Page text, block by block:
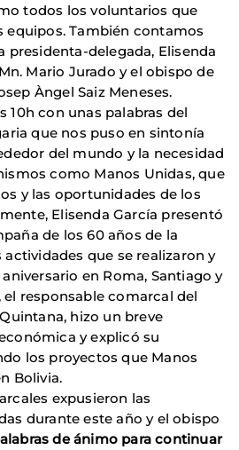
todos los voluntarios que
equipos. También contamos
presidenta-delegada, Elisenda
Mario Jurado y el obispo de
Àngel Saiz Meneses.
10h con unas palabras del
que nos puso en sintonía
del mundo y la necesidad
como Manos Unidas, que
y las oportunidades de los
Elisenda García presentó
de los 60 años de la
que se realizaron y
en Roma, Santiago y
el responsable comarcal del
hizo un breve
y explicó su
los proyectos que Manos
Bolivia.
expusieron las
durante este año y el obispo
de ánimo para continuar